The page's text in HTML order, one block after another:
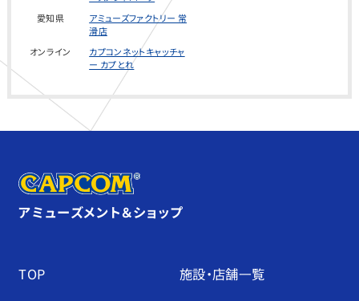
用を拒否し
た場合で
も、当社の
Web サイト
愛知県
アミューズファクトリー 常
滑店
オンライン
カプコンネットキャッチャ
ー カプとれ
アミューズメント＆ショップ
TOP 施設・店舗⼀覧